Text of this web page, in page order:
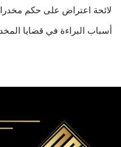
لائحة اعتراض على حكم
أسباب البراءة في قضايا